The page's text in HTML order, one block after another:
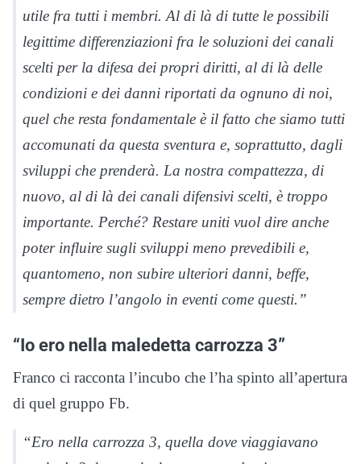
utile fra tutti i membri. Al di là di tutte le possibili
legittime differenziazioni fra le soluzioni dei canali
scelti per la difesa dei propri diritti, al di là delle
condizioni e dei danni riportati da ognuno di noi,
quel che resta fondamentale è il fatto che siamo tutti
accomunati da questa sventura e, soprattutto, dagli
sviluppi che prenderà. La nostra compattezza, di
nuovo, al di là dei canali difensivi scelti, è troppo
importante. Perché? Restare uniti vuol dire anche
poter influire sugli sviluppi meno prevedibili e,
quantomeno, non subire ulteriori danni, beffe,
sempre dietro l’angolo in eventi come questi.”
“Io ero nella maledetta carrozza 3”
Franco ci racconta l’incubo che l’ha spinto all’apertura
di quel gruppo Fb.
“Ero nella carrozza 3, quella dove viaggiavano